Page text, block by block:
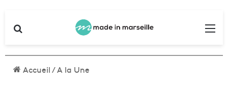
Accueil/A la Une